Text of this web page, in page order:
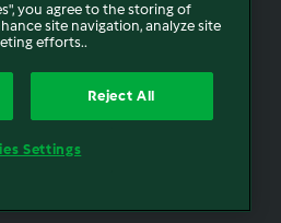
you agree to the storing of
site navigation, analyze site
efforts..
Reject All
Settings